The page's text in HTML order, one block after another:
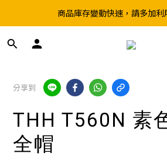
超取滿199、宅配滿490 享
商品庫存變動快速，請多加利
前往實體店選購商品前，請先
分享到
THH T560N 素
全帽